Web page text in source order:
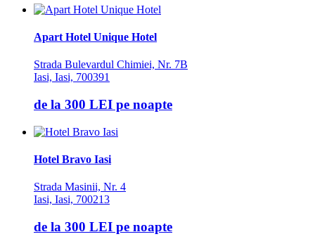
Apart Hotel Unique Hotel
Strada Bulevardul Chimiei, Nr. 7B
Iasi, Iasi, 700391
de la 300 LEI pe noapte
Hotel Bravo Iasi
Strada Masinii, Nr. 4
Iasi, Iasi, 700213
de la 300 LEI pe noapte